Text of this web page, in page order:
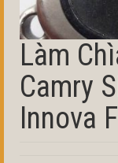
Làm
Camry
Innova